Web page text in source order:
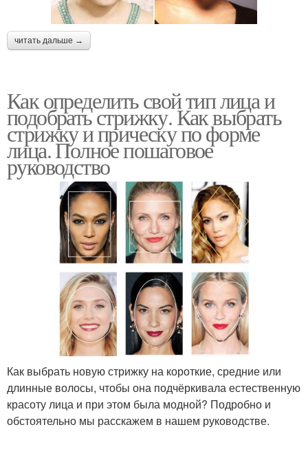
читать дальше →
Как определить свой тип лица и
подобрать стрижку. Как выбрать
стрижку и прическу по форме
лица. Полное пошаговое
руководство
Как выбрать новую стрижку на короткие, средние или
длинные волосы, чтобы она подчёркивала естественную
красоту лица и при этом была модной? Подробно и
обстоятельно мы расскажем в нашем руководстве.